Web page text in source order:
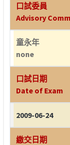
口試委員
Advisory
童永年
none
口試日期
Date of Exam
2009-06-24
繳交日期